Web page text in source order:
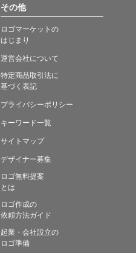
その他
ロゴマーケットの
はじまり
運営会社について
特定商品取引法に
基づく表記
プライバシーポリシー
キーワード一覧
サイトマップ
デザイナー募集
ロゴ無料提案
とは
ロゴ作成の
依頼方法ガイド
起業・会社設立の
ロゴ準備